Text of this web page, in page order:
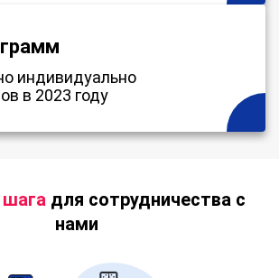
индивидуально
в 2023 году
для сотрудничества с
нами